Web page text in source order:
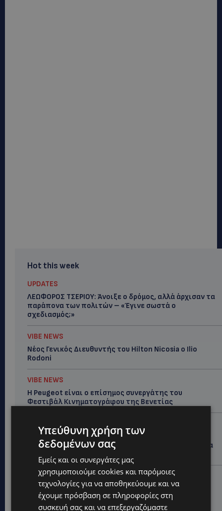
Hot this week
UPDATES
ΛΕΩΦΟΡΟΣ ΤΣΕΡΙΟΥ: Άνοιξε ο δρόμος, αλλά άρχισαν τα
παράπονα των πολιτών – «Έγινε σωστά ο
σχεδιασμός;»
VIBE NEWS
Νέος Γενικός Διευθυντής του Hilton Nicosia ο Ilio
Rodoni
VIBE NEWS
Η Peugeot είναι ο επίσημος συνεργάτης του
Φεστιβάλ Κινηματογράφου της Βενετίας
VIBE NEWS
Lidl Better Living Days #summer2026: Ένα μοναδικό
ταξίδι ευεξίας, γεμάτο γεύση, ενέργεια και χαμόγελα
σε όλη την Κύπρο
ΚΑΤΟΙΚΙΔΙΑ
ΠΑΓΚΟΣΜΙΑ ΗΜΕΡΑ ΓΑΤΑΣ: Χιλιάδες στην Κύπρο,
καθεμία μοναδική – Το χαδιάρικο τετράποδο με τη
ματιά που λιώνει καρδιές
Υπεύθυνη χρήση των
δεδομένων σας
Εμείς και οι συνεργάτες μας
χρησιμοποιούμε cookies και παρόμοιες
τεχνολογίες για να αποθηκεύουμε και να
έχουμε πρόσβαση σε πληροφορίες στη
συσκευή σας και να επεξεργαζόμαστε